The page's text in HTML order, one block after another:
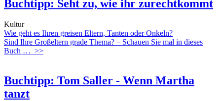
Buchtipp: Seht zu, wie ihr zurechtkommt
Kultur
Wie geht es Ihren greisen Eltern, Tanten oder Onkeln?
Sind Ihre Großeltern grade Thema? – Schauen Sie mal in dieses
Buch … >>
Buchtipp: Tom Saller - Wenn Martha
tanzt